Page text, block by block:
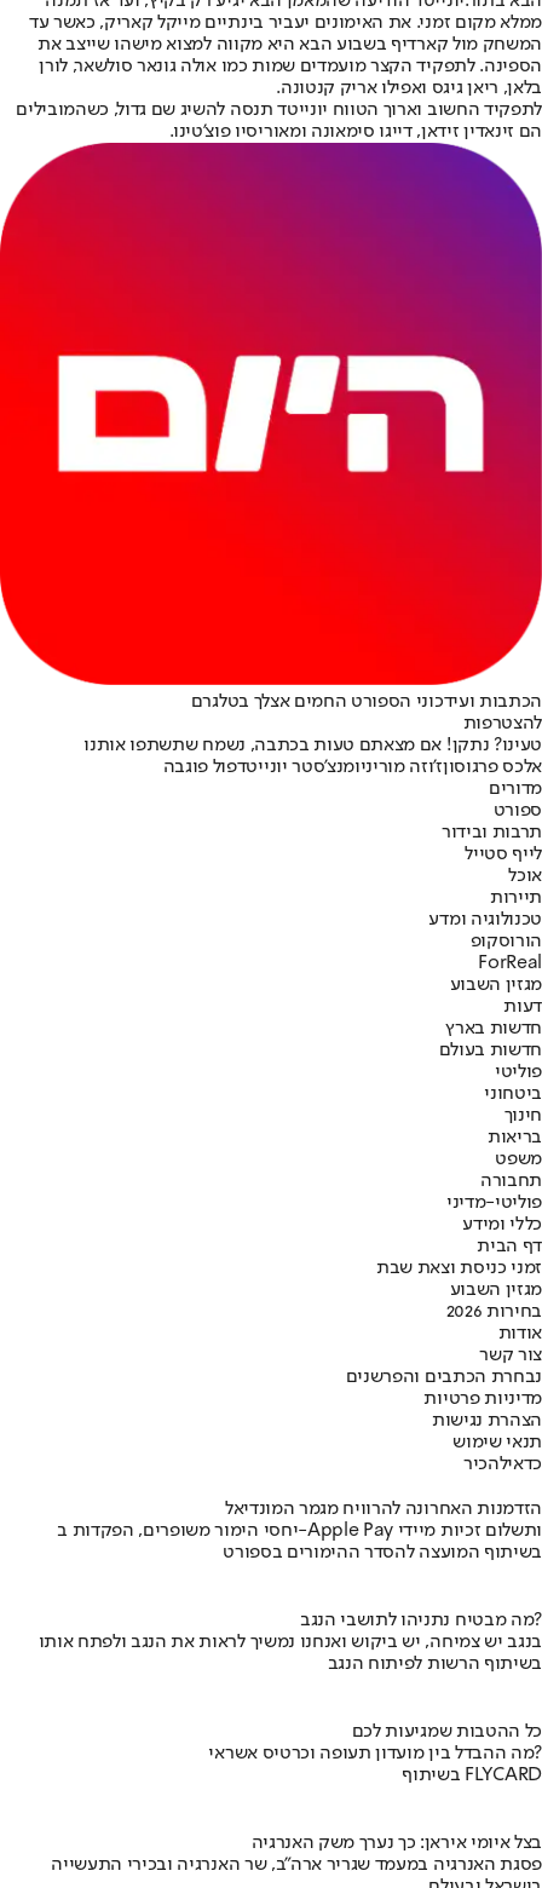
ממלא מקום זמני. את האימונים יעביר בינתיים מייקל קאריק, כאשר עד
המשחק מול קארדיף בשבוע הבא היא מקווה למצוא מישהו שייצב את
הספינה. לתפקיד הקצר מועמדים שמות כמו אולה גונאר סולשאר, לורן
בלאן, ריאן גיגס ואפילו אריק קנטונה.
לתפקיד החשוב וארוך הטווח יונייטד תנסה להשיג שם גדול, כשהמובילים
הם זינאדין זידאן, דייגו סימאונה ומאוריסיו פוצ'טינו.
הכתבות ועידכוני הספורט החמים אצלך בטלגרם
להצטרפות
טעינו? נתקן! אם מצאתם טעות בכתבה, נשמח שתשתפו אותנו
אלכס פרגוסוןז'וזה מוריניומנצ'סטר יונייטדפול פוגבה
מדורים
ספורט
תרבות ובידור
לייף סטייל
אוכל
תיירות
טכנולוגיה ומדע
הורוסקופ
ForReal
מגזין השבוע
דעות
חדשות בארץ
חדשות בעולם
פוליטי
ביטחוני
חינוך
בריאות
משפט
תחבורה
פוליטי-מדיני
כללי ומידע
דף הבית
זמני כניסת וצאת שבת
מגזין השבוע
בחירות 2026
אודות
צור קשר
נבחרת הכתבים והפרשנים
מדיניות פרטיות
הצהרת נגישות
תנאי שימוש
כדאילהכיר
הזדמנות האחרונה להרוויח מגמר המונדיאל
יחסי הימור משופרים, הפקדות ב-Apple Pay ותשלום זכיות מיידי
בשיתוף המועצה להסדר ההימורים בספורט
מה מבטיח נתניהו לתושבי הנגב?
בנגב יש צמיחה, יש ביקוש ואנחנו נמשיך לראות את הנגב ולפתח אותו
בשיתוף הרשות לפיתוח הנגב
כל ההטבות שמגיעות לכם
מה ההבדל בין מועדון תעופה וכרטיס אשראי?
בשיתוף FLYCARD
בצל איומי איראן: כך נערך משק האנרגיה
פסגת האנרגיה במעמד שגריר ארה"ב, שר האנרגיה ובכירי התעשייה